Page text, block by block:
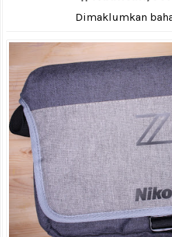
Dimaklumkan